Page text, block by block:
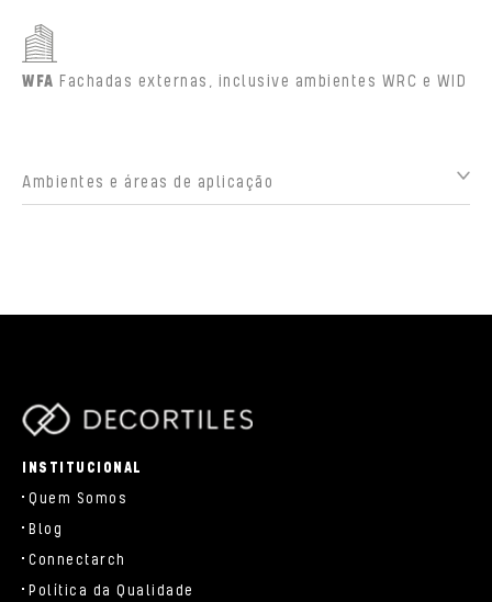
WFA Fachadas externas, inclusive ambientes WRC e WID
Ambientes e áreas de aplicação
INSTITUCIONAL
Quem Somos
Blog
Connectarch
Política da Qualidade